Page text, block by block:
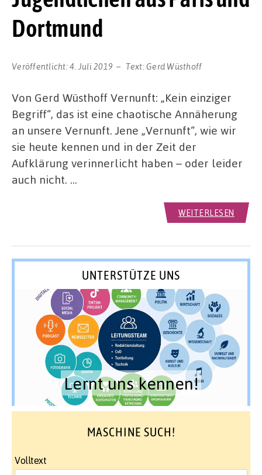
Dortmund
Veröffentlicht:4. Juli 2019 Text:Gerd Wüsthoff
Von Gerd Wüsthoff Vernunft: „Kein einziger
Begriff“, das ist eine chaotische Annäherung
an unsere Vernunft. Jene „Vernunft“, wie wir
sie heute kennen und in der Zeit der
Aufklärung verinnerlicht haben – oder leider
auch nicht. …
WEITERLESEN
UNTERSTÜTZE UNS
Lernt uns kennen!
MASCHINE SUCH!
Volltext